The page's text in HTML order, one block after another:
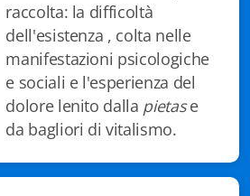
raccolta: la difficoltà
dell'esistenza , colta nelle
manifestazioni psicologiche
e sociali e l'esperienza del
dolore lenito dalla pietase
da bagliori di vitalismo.
Observatory